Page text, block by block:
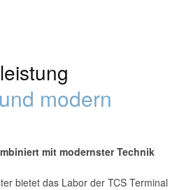
modern
mit modernster Technik
bietet das Labor der TCS Terminal